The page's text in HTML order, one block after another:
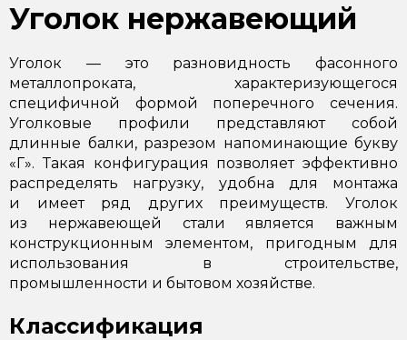
Уголок нержавеющий
Уголок — это разновидность фасонного
металлопроката, характеризующегося
специфичной формой поперечного сечения.
Уголковые профили представляют собой
длинные балки, разрезом напоминающие букву
«Г». Такая конфигурация позволяет эффективно
распределять нагрузку, удобна для монтажа
и имеет ряд других преимуществ. Уголок
из нержавеющей стали является важным
конструкционным элементом, пригодным для
использования в строительстве,
промышленности и бытовом хозяйстве.
Классификация